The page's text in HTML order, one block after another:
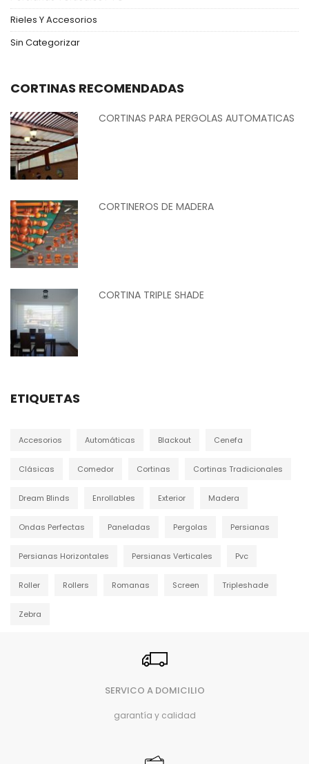
Rieles Y Accesorios
Sin Categorizar
CORTINAS RECOMENDADAS
CORTINAS PARA PERGOLAS AUTOMATICAS
CORTINEROS DE MADERA
CORTINA TRIPLE SHADE
ETIQUETAS
Accesorios Automáticas Blackout Cenefa
Clásicas Comedor Cortinas Cortinas Tradicionales
Dream Blinds Enrollables Exterior Madera
Ondas Perfectas Paneladas Pergolas Persianas
Persianas Horizontales Persianas Verticales Pvc
Roller Rollers Romanas Screen Tripleshade
Zebra
SERVICO A DOMICILIO
garantía y calidad